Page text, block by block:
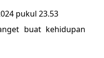
pukul 23.53
buat kehidupan